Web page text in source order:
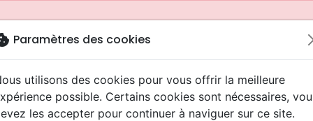
Paramètres des cookies
utilisons des cookies pour vous offrir la meilleure
possible. Certains cookies sont nécessaires,
les accepter pour continuer à naviguer sur ce site.